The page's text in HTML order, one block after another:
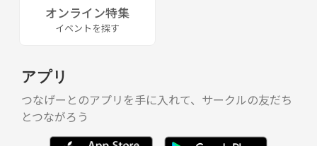
バスケの後の飲み会も、ほぼ全員がそのまま参加して毎回
盛り上がっていますよ～♪
どのサークルにも言えることですが、早くその中に溶け込
むには沢山の人と話せるアフターの飲み会はとても大切な
イベントの一つです。
オンライン特集
イベントを探す
アプリ
つなげーとのアプリを手に入れて、サークルの友だち
とつながろう